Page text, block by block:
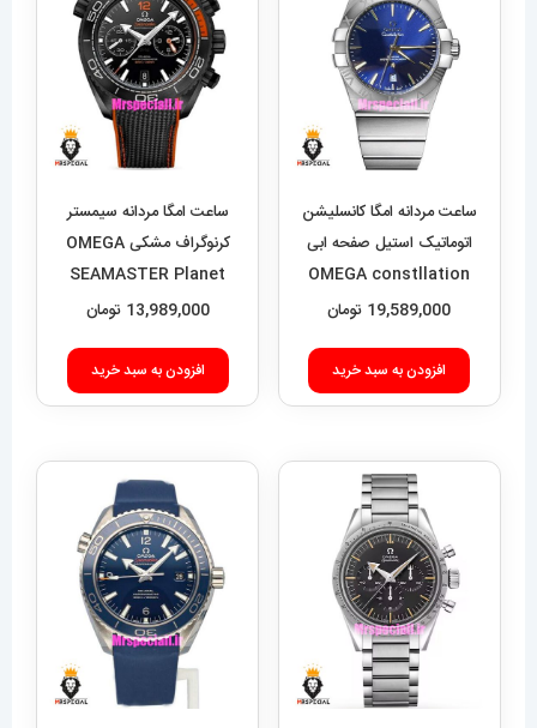
ساعت مردانه امگا کانسلیشن
اتوماتیک استیل صفحه ابی
OMEGA constllation
021632
19,589,000 تومان
افزودن به سبد خرید
ساعت امگا مردانه سیمستر
کرنوگراف مشکی OMEGA
SEAMASTER Planet
Ocean 021631
13,989,000 تومان
افزودن به سبد خرید